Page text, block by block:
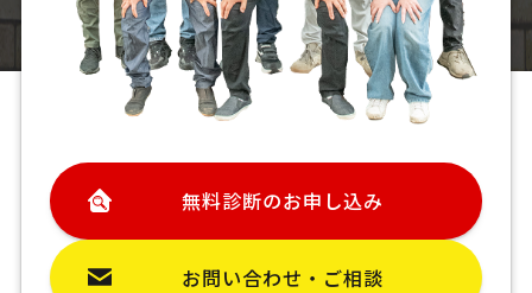
無料診断のお申し込み
お問い合わせ・ご相談